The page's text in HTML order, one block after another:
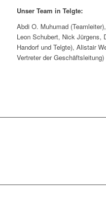
Unser Team in Telgte:
Abdi O. Muhumad
Leon Schubert, Nick Jürgens,
Handorf und Telgte), Alistair
Vertreter der Geschäftsleitung)